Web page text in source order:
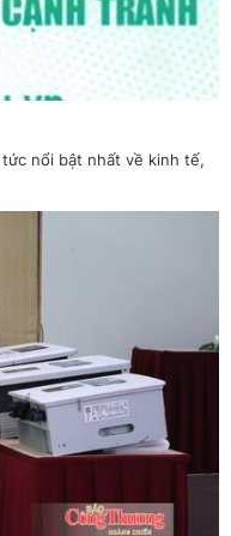
nổi bật nhất về kinh tế,